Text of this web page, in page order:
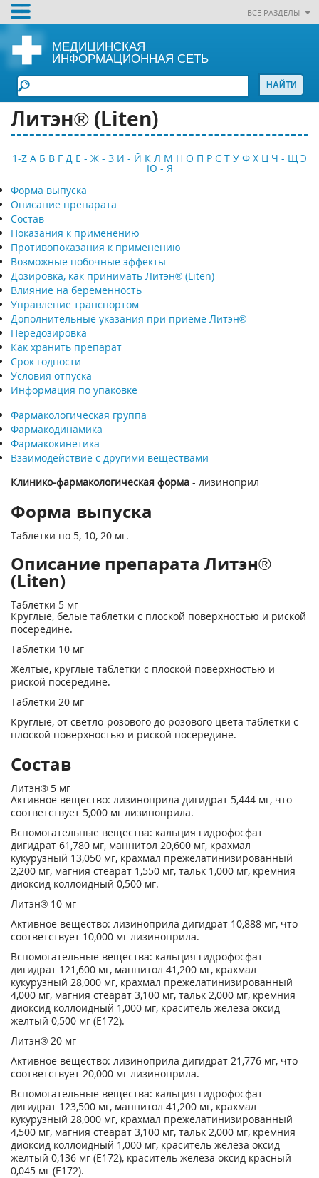
ВСЕ РАЗДЕЛЫ
МЕДИЦИНСКАЯ
ИНФОРМАЦИОННАЯ СЕТЬ
Литэн® (Liten)
1-Z А Б В Г Д Е - Ж - З И - Й К Л М Н О П Р С Т У Ф Х Ц Ч - Щ Э
Ю - Я
Форма выпуска
Описание препарата
Состав
Показания к применению
Противопоказания к применению
Возможные побочные эффекты
Дозировка, как принимать Литэн® (Liten)
Влияние на беременность
Управление транспортом
Дополнительные указания при приеме Литэн®
Передозировка
Как хранить препарат
Срок годности
Условия отпуска
Информация по упаковке
Фармакологическая группа
Фармакодинамика
Фармакокинетика
Взаимодействие с другими веществами
Клинико-фармакологическая форма - лизиноприл
Форма выпуска
Таблетки по 5, 10, 20 мг.
Описание препарата Литэн®
(Liten)
Таблетки 5 мг
Круглые, белые таблетки с плоской поверхностью и риской
посередине.
Таблетки 10 мг
Желтые, круглые таблетки с плоской поверхностью и
риской посередине.
Таблетки 20 мг
Круглые, от светло-розового до розового цвета таблетки с
плоской поверхностью и риской посередине.
Состав
Литэн® 5 мг
Активное вещество: лизиноприла дигидрат 5,444 мг, что
соответствует 5,000 мг лизиноприла.
Вспомогательные вещества: кальция гидрофосфат
дигидрат 61,780 мг, маннитол 20,600 мг, крахмал
кукурузный 13,050 мг, крахмал прежелатинизированный
2,200 мг, магния стеарат 1,550 мг, тальк 1,000 мг, кремния
диоксид коллоидный 0,500 мг.
Литэн® 10 мг
Активное вещество: лизиноприла дигидрат 10,888 мг, что
соответствует 10,000 мг лизиноприла.
Вспомогательные вещества: кальция гидрофосфат
дигидрат 121,600 мг, маннитол 41,200 мг, крахмал
кукурузный 28,000 мг, крахмал прежелатинизированный
4,000 мг, магния стеарат 3,100 мг, тальк 2,000 мг, кремния
диоксид коллоидный 1,000 мг, краситель железа оксид
желтый 0,500 мг (Е172).
Литэн® 20 мг
Активное вещество: лизиноприла дигидрат 21,776 мг, что
соответствует 20,000 мг лизиноприла.
Вспомогательные вещества: кальция гидрофосфат
дигидрат 123,500 мг, маннитол 41,200 мг, крахмал
кукурузный 28,000 мг, крахмал прежелатинизированный
4,500 мг, магния стеарат 3,100 мг, тальк 2,000 мг, кремния
диоксид коллоидный 1,000 мг, краситель железа оксид
желтый 0,136 мг (Е172), краситель железа оксид красный
0,045 мг (Е172).